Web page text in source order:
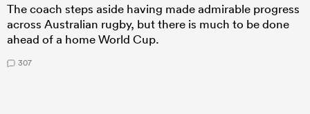
The coach steps aside having made admirable progress
across Australian rugby, but there is much to be done
ahead of a home World Cup.
307